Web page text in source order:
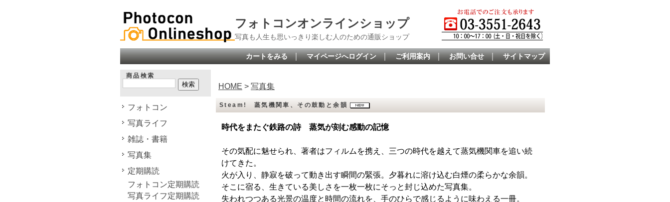
フォトコンオンラインショップ
写真も人生も思いっきり楽しむ人のための通販ショップ
カートをみる ｜ マイページへログイン ｜ ご利用案内 ｜ お問い合せ ｜ サイトマップ
商品検索
フォトコン
写真ライフ
雑誌・書籍
写真集
定期購読
フォトコン定期購読
写真ライフ定期購読
HOME > 写真集
Steam! 蒸気機関車、その鼓動と余韻
時代をまたぐ鉄路の詩 蒸気が刻む感動の記憶
その気配に魅せられ、著者はフィルムを携え、三つの時代を越えて蒸気機関車を追い続
けてきた。
火が入り、静寂を破って動き出す瞬間の緊張。夕暮れに溶け込む白煙の柔らかな余韻。
そこに宿る、生きている美しさを一枚一枚にそっと封じ込めた写真集。
失われつつある光景の温度と時間の流れを、手のひらで感じるように味わえる一冊。